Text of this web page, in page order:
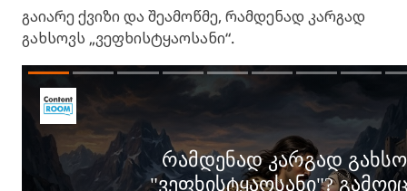
გაიარე ქვიზი და შეამოწმე, რამდენად კარგად
გახსოვს „ვეფხისტყაოსანი“.